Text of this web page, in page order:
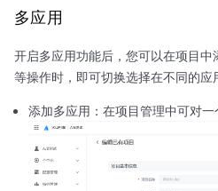
多应用
开启多应用功能后，您可以在项目
等操作时，即可切换选择在不同的应
添加多应用：在项目管理中可对一